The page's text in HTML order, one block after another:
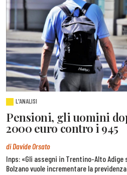
L'ANALISI
Pensioni, gli uomini
2000 euro contro i 945
di Davide Orsato
Inps: «Gli assegni in Trentino-Alto Adige
Bolzano vuole incrementare la